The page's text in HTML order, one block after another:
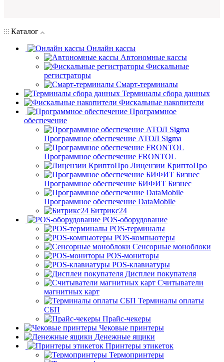
Каталог
Онлайн кассы
Автономные кассы
Фискальные
регистраторы
Смарт-терминалы
Терминалы сбора данных
Фискальные накопители
Программное
обеспечение
Программное обеспечение АТОЛ Sigma
Программное обеспечение FRONTOL
Лицензии КриптоПро
Программное обеспечение БИФИТ Бизнес
Программное обеспечение DataMobile
Битрикс24
POS-оборудование
POS-терминалы
POS-компьютеры
Сенсорные моноблоки
POS-мониторы
POS-клавиатуры
Дисплеи покупателя
Считыватели
магнитных карт
Терминалы оплаты
СБП
Прайс-чекеры
Чековые принтеры
Денежные ящики
Принтеры этикеток
Термопринтеры